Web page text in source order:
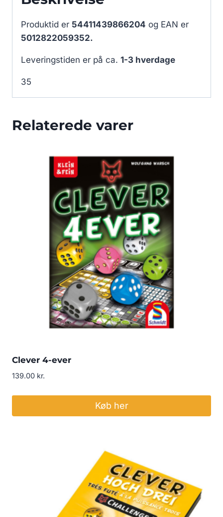
Produktid er 54411439866204 og EAN er
5012822059352.
Leveringstiden er på ca. 1-3 hverdage
35
Relaterede varer
Clever 4-ever
139.00 kr.
Køb her